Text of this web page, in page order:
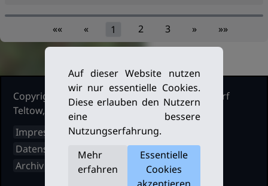
«« « 1 2 3 » »»
Copyright Ruderclub Kleinmachnow Stahnsdorf
Teltow, 2026. Alle Rechte vorbehalten.
Impressum
Datenschutz
Archiv
Auf dieser Website nutzen
wir nur essentielle Cookies.
Diese erlauben den Nutzern
eine bessere
Nutzungserfahrung.
Mehr
erfahren
Essentielle
Cookies